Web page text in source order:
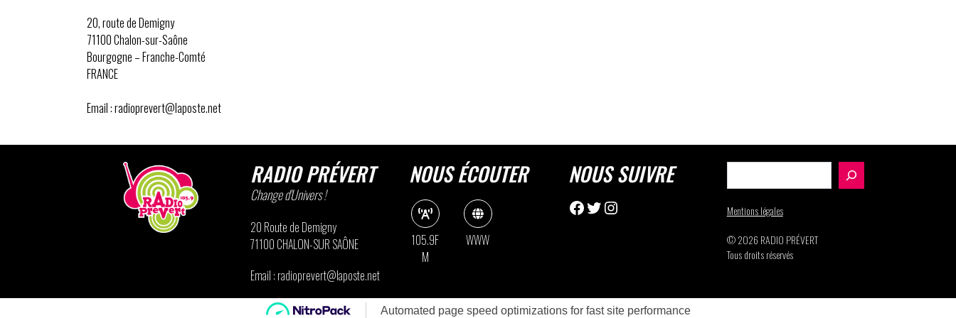
20, route de Demigny
71100 Chalon-sur-Saône
Bourgogne – Franche-Comté
FRANCE
Email : radioprevert@laposte.net
RADIO PRÉVERT
Change d'Univers !
20 Route de Demigny
71100 CHALON-SUR SAÔNE
Email : radioprevert@laposte.net
NOUS ÉCOUTER
105.9F
M
WWW
NOUS SUIVRE
Facebook
TwitterInstagram
Mentions légales
© 2026 RADIO PRÉVERT
Tous droits réservés